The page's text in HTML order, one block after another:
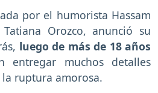
por el humorista Hassam
Orozco, anunció su
luego de más de 18 años
entregar muchos detalles
ruptura amorosa.